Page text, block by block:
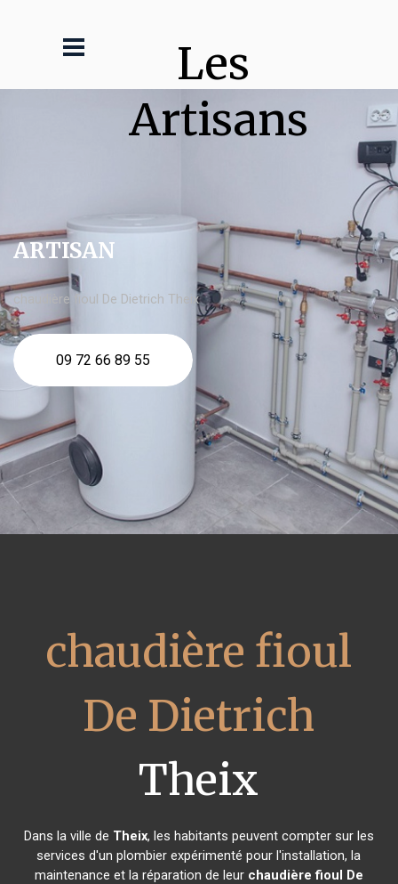
Les
Artisans
ARTISAN
chaudière fioul De Dietrich Theix
09 72 66 89 55
chaudière fioul
De Dietrich
Theix
Dans la ville de Theix, les habitants peuvent compter sur les
services d'un plombier expérimenté pour l'installation, la
maintenance et la réparation de leur chaudière fioul De